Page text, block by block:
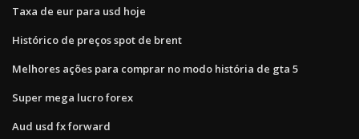
Taxa de eur para usd hoje
Histórico de preços spot de brent
Melhores ações para comprar no modo história de gta 5
Super mega lucro forex
Aud usd fx forward